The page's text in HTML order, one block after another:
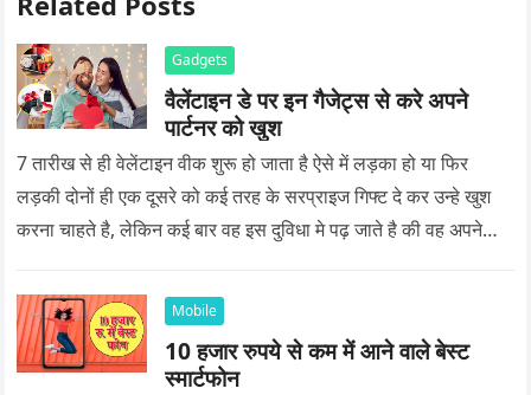
Gadgets
वैलेंटाइन डे पर इन गैजेट्स से करे अपने
पार्टनर को खुश
7 तारीख से ही वेलेंटाइन वीक शुरू हो जाता है ऐसे में लड़का हो या फिर
लड़की दोनों ही एक दूसरे को कई तरह के सरप्राइज गिफ्ट दे कर उन्हे खुश
करना चाहते है, लेकिन कई बार वह इस दुविधा मे पढ़ जाते है की वह अपने
Mobile
10 हजार रुपये से कम में आने वाले बेस्ट
स्मार्टफोन